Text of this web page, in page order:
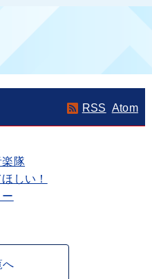
RSS Atom
楽隊
しい！
へ